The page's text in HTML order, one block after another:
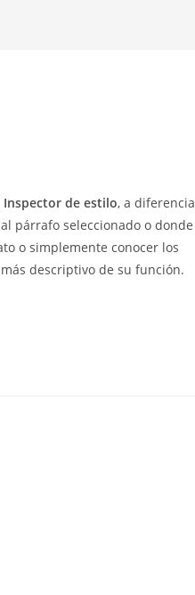
Inspector de estilo, a diferencia
párrafo seleccionado o donde
o simplemente conocer los
descriptivo de su función.